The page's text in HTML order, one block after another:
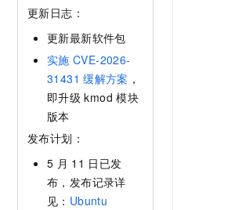
更新日志：
更新最新软件包
实施 CVE-2026-
31431 缓解方案 ，
即升级 kmod 模块
版本
发布计划：
5 月 11 日已发
布，发布记录详
见： Ubuntu